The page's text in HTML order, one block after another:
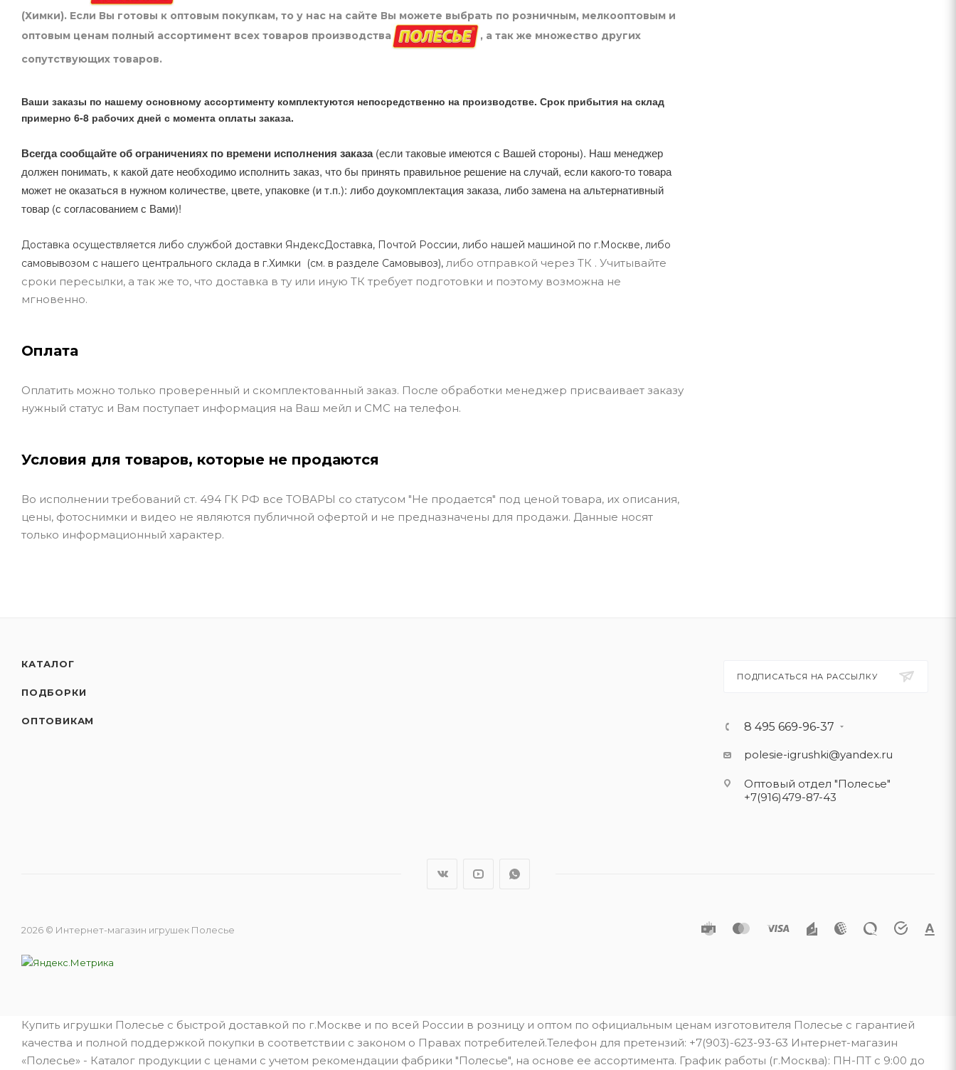
(Химки). Если Вы готовы к оптовым покупкам, то у нас на сайте Вы можете выбрать по розничным, мелкооптовым и
оптовым ценам полный ассортимент всех товаров производства
, а так же множество других
сопутствующих товаров.
Ваши заказы по нашему основному ассортименту комплектуются непосредственно на производстве. Срок прибытия на склад
примерно 6-8 рабочих дней с момента оплаты заказа.
Всегда сообщайте об ограничениях по времени исполнения заказа(если таковые имеются с Вашей стороны). Наш менеджер
должен понимать, к какой дате необходимо исполнить заказ, что бы принять правильное решение на случай, если какого-то товара
может не оказаться в нужном количестве, цвете, упаковке (и т.п.): либо доукомплектация заказа, либо замена на альтернативный
товар (с согласованием с Вами)!
Доставка осуществляется либо службой доставки ЯндексДоставка, Почтой России, либо нашей машиной по г.Москве, либо
самовывозом с нашего центрального склада в г.Химки (см. в разделе Самовывоз), либо отправкой через ТК . Учитывайте
сроки пересылки, а так же то, что доставка в ту или иную ТК требует подготовки и поэтому возможна не
мгновенно.
Оплата
Оплатить можно только проверенный и скомплектованный заказ. После обработки менеджер присваивает заказу
нужный статус и Вам поступает информация на Ваш мейл и СМС на телефон.
Условия для товаров, которые не продаются
Во исполнении требований ст. 494 ГК РФ все ТОВАРЫ со статусом "Не продается" под ценой товара, их описания,
цены, фотоснимки и видео не являются публичной офертой и не предназначены для продажи. Данные носят
только информационный характер.
КАТАЛОГ
ПОДБОРКИ
ОПТОВИКАМ
ПОДПИСАТЬСЯ НА РАССЫЛКУ
8 495 669-96-37
polesie-igrushki@yandex.ru
Оптовый отдел "Полесье"
+7(916)479-87-43
2026 © Интернет-магазин игрушек Полесье
Купить игрушки Полесье с быстрой доставкой по г.Москве и по всей России в розницу и оптом по официальным ценам изготовителя Полесье с гарантией
качества и полной поддержкой покупки в соответствии с законом о Правах потребителей.Телефон для претензий: +7(903)-623-93-63 Интернет-магазин
«Полесье» - Каталог продукции с ценами с учетом рекомендации фабрики "Полесье", на основе ее ассортимента. График работы (г.Москва): ПН-ПТ с 9:00 до